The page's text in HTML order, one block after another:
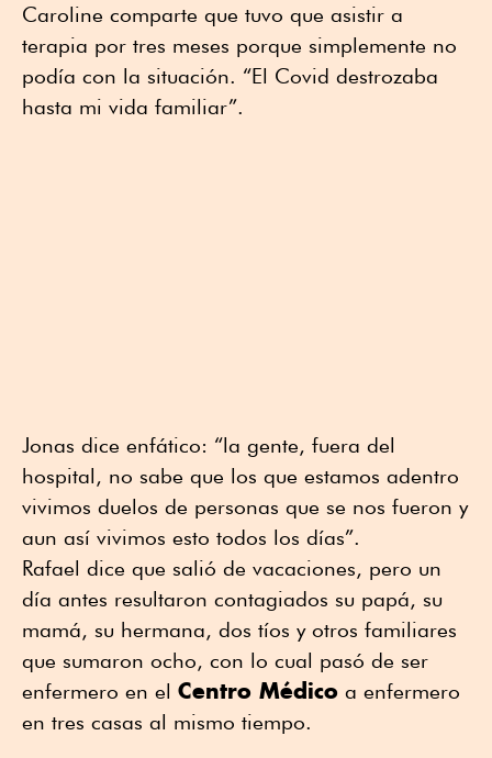
Caroline comparte que tuvo que asistir a
terapia por tres meses porque simplemente no
podía con la situación. “El Covid destrozaba
hasta mi vida familiar”.
Jonas dice enfático: “la gente, fuera del
hospital, no sabe que los que estamos adentro
vivimos duelos de personas que se nos fueron y
aun así vivimos esto todos los días”.
Rafael dice que salió de vacaciones, pero un
día antes resultaron contagiados su papá, su
mamá, su hermana, dos tíos y otros familiares
que sumaron ocho, con lo cual pasó de ser
enfermero en el Centro Médico a enfermero
en tres casas al mismo tiempo.